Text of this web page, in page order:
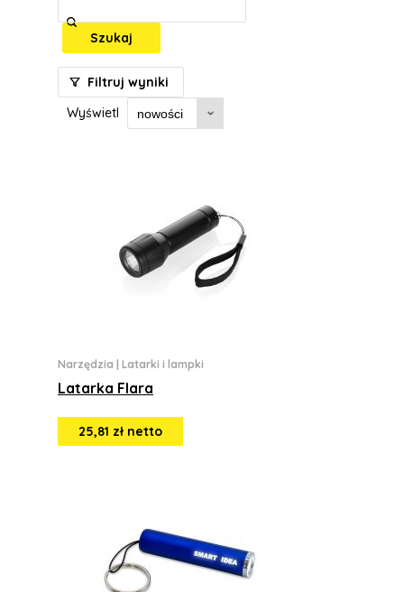
Szukaj
Filtruj wyniki
Wyświetl
Narzędzia Latarki i lampki
Latarka Flara
25,81 zł netto